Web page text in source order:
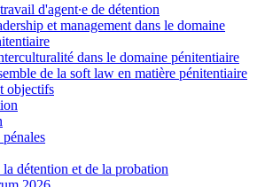
d'agent∙e de détention
et management dans le domaine
dans le domaine pénitentiaire
de la soft law en matière pénitentiaire
objectifs
détention et de la probation